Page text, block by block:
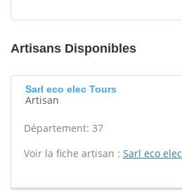
Artisans Disponibles
Sarl eco elec Tours
Artisan
Département: 37
Voir la fiche artisan : Sarl eco elec